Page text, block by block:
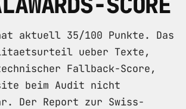
aktuell 35/100 Punkte. Das
ueber Texte,
Fallback-Score,
beim Audit nicht
Der Report zur Swiss-